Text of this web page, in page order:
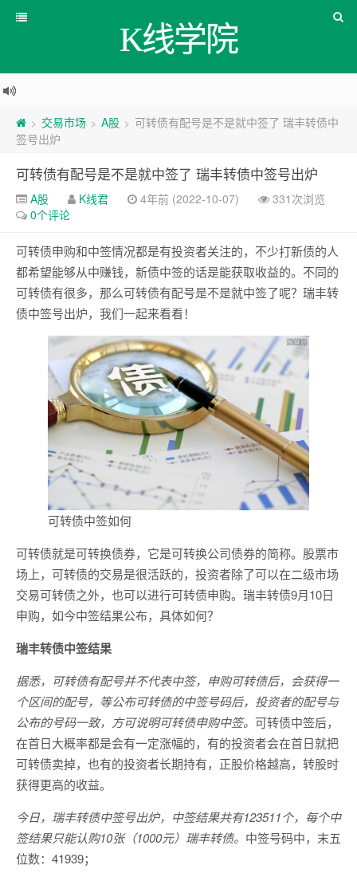
K线学院
> 交易市场 > A股 > 可转债有配号是不是就中签了 瑞丰转债中
签号出炉
可转债有配号是不是就中签了 瑞丰转债中签号出炉
A股 K线君 4年前 (2022-10-07)
331次浏览
0个评论
可转债申购和中签情况都是有投资者关注的，不少打新债的人
都希望能够从中赚钱，新债中签的话是能获取收益的。不同的
可转债有很多，那么可转债有配号是不是就中签了呢？瑞丰转
债中签号出炉，我们一起来看看！
可转债中签如何
可转债就是可转换债券，它是可转换公司债券的简称。股票市
场上，可转债的交易是很活跃的，投资者除了可以在二级市场
交易可转债之外，也可以进行可转债申购。瑞丰转债9月10日
申购，如今中签结果公布，具体如何？
瑞丰转债中签结果
据悉，可转债有配号并不代表中签，申购可转债后，会获得一
个区间的配号，等公布可转债的中签号码后，投资者的配号与
公布的号码一致，方可说明可转债申购中签。 可转债中签后，
在首日大概率都是会有一定涨幅的，有的投资者会在首日就把
可转债卖掉，也有的投资者长期持有，正股价格越高，转股时
获得更高的收益。
今日，瑞丰转债中签号出炉，中签结果共有123511个，每个中
签结果只能认购10张（1000元）瑞丰转债。 中签号码中，末五
位数：41939；